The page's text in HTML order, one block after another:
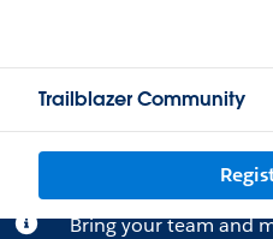
Trailblazer Community
Bring your team and